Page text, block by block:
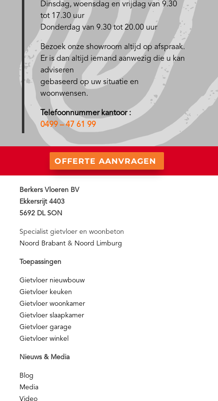
Dinsdag, woensdag en vrijdag van 9.30
tot 17.30 uur
Donderdag van 9.30 tot 20.00 uur
Bezoek onze showroom altijd op afspraak.
Er is dan altijd iemand aanwezig die u kan
adviseren
gebaseerd op uw situatie en
woonwensen.
Telefoonnummer kantoor :
0499 – 47 61 99
OFFERTE AANVRAGEN
Berkers Vloeren BV
Ekkersrijt 4403
5692 DL SON
Specialist gietvloer en woonbeton
Noord Brabant & Noord Limburg
Toepassingen
Gietvloer nieuwbouw
Gietvloer keuken
Gietvloer woonkamer
Gietvloer slaapkamer
Gietvloer garage
Gietvloer winkel
Nieuws & Media
Blog
Media
Video